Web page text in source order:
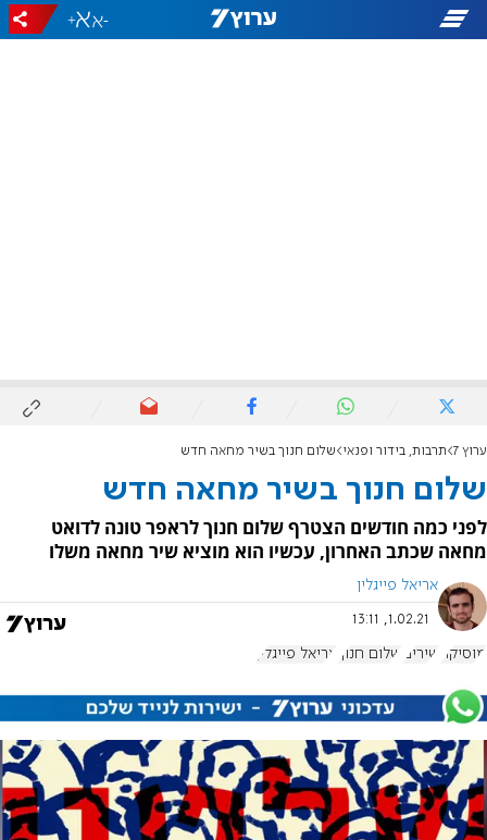
-
+
ערוץ 7 תרבות, בידור ופנאי שלום חנוך בשיר מחאה חדש
שלום חנוך בשיר מחאה חדש
לפני כמה חודשים הצטרף שלום חנוך לראפר טונה לדואט
מחאה שכתב האחרון, עכשיו הוא מוציא שיר מחאה משלו
אריאל פייגלין
1.02.21, 13:11
מוסיקה שירים שלום חנוך אריאל פייגלין